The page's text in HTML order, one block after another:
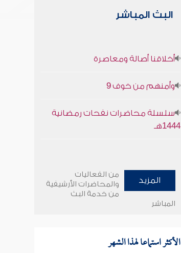
البث المباشر
أخلاقنا أصالة ومعاصرة
وأمنهم من خوف 9
سلسلة محاضرات نفحات رمضانية
1444هـ
المزيد
من الفعاليات
والمحاضرات الأرشيفية
من خدمة البث
المباشر
الأكثر استماعا لهذا الشهر